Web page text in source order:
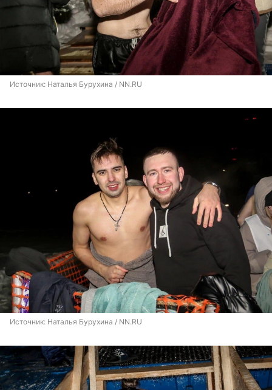
Источник: Наталья Бурухина / NN.RU
Источник: Наталья Бурухина / NN.RU